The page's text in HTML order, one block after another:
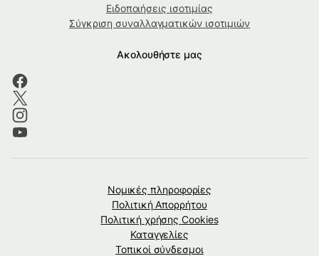
Ειδοποιήσεις ισοτιμίας
Σύγκριση συναλλαγματικών ισοτιμιών
Ακολουθήστε μας
Νομικές πληροφορίες
Πολιτική Απορρήτου
Πολιτική χρήσης Cookies
Καταγγελίες
Τοπικοί σύνδεσμοι